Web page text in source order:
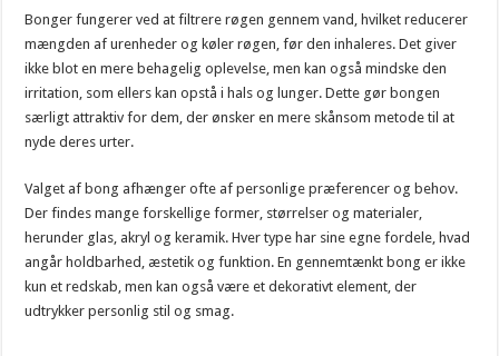
Bonger fungerer ved at filtrere røgen gennem vand, hvilket reducerer
mængden af urenheder og køler røgen, før den inhaleres. Det giver
ikke blot en mere behagelig oplevelse, men kan også mindske den
irritation, som ellers kan opstå i hals og lunger. Dette gør bongen
særligt attraktiv for dem, der ønsker en mere skånsom metode til at
nyde deres urter.
Valget af bong afhænger ofte af personlige præferencer og behov.
Der findes mange forskellige former, størrelser og materialer,
herunder glas, akryl og keramik. Hver type har sine egne fordele, hvad
angår holdbarhed, æstetik og funktion. En gennemtænkt bong er ikke
kun et redskab, men kan også være et dekorativt element, der
udtrykker personlig stil og smag.